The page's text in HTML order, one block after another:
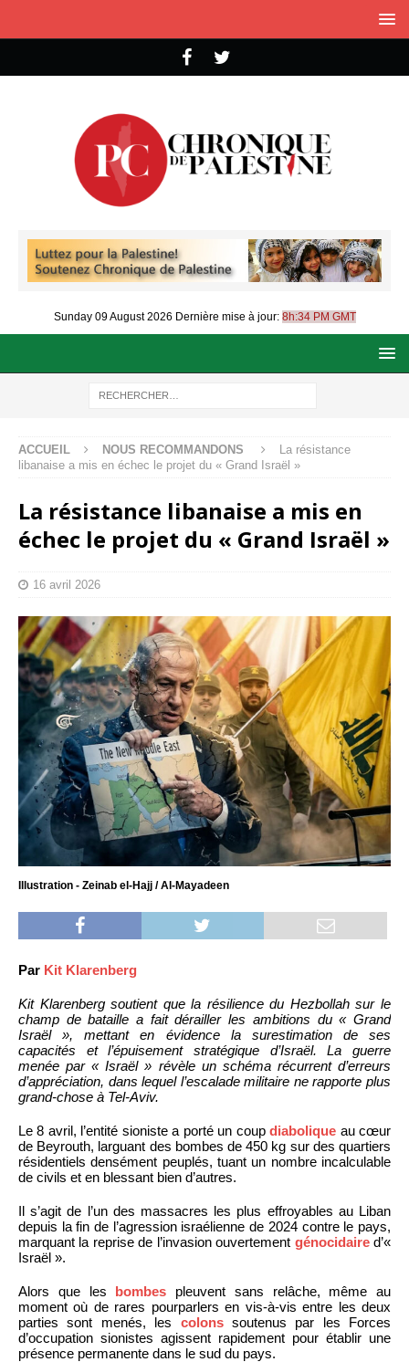
Sunday 09 August 2026 Dernière mise à jour: 8h:34 PM GMT
ACCUEIL NOUS RECOMMANDONS
La résistance
libanaise a mis en échec le projet du « Grand Israël »
La résistance libanaise a mis en
échec le projet du « Grand Israël »
16 avril 2026
Illustration - Zeinab el-Hajj / Al-Mayadeen
Par Kit Klarenberg
Kit Klarenberg soutient que la résilience du Hezbollah sur le
champ de bataille a fait dérailler les ambitions du « Grand
Israël », mettant en évidence la surestimation de ses
capacités et l’épuisement stratégique d’Israël. La guerre
menée par « Israël » révèle un schéma récurrent d’erreurs
d’appréciation, dans lequel l’escalade militaire ne rapporte plus
grand-chose à Tel-Aviv.
Le 8 avril, l’entité sioniste a porté un coupdiabolique au cœur
de Beyrouth, larguant des bombes de 450 kg sur des quartiers
résidentiels densément peuplés, tuant un nombre incalculable
de civils et en blessant bien d’autres.
Il s’agit de l’un des massacres les plus effroyables au Liban
depuis la fin de l’agression israélienne de 2024 contre le pays,
marquant la reprise de l’invasion ouvertement génocidaired’«
Israël ».
Alors que les bombes pleuvent sans relâche, même au
moment où de rares pourparlers en vis-à-vis entre les deux
parties sont menés, les colonssoutenus par les Forces
d’occupation sionistes agissent rapidement pour établir une
présence permanente dans le sud du pays.